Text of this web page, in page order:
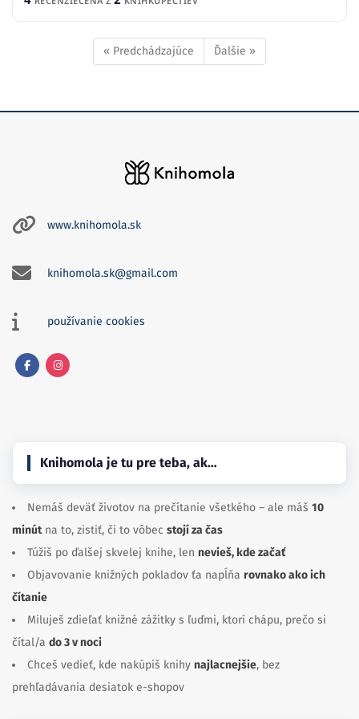
« Predchádzajúce Ďalšie »
www.knihomola.sk
knihomola.sk@gmail.com
používanie cookies
Knihomola je tu pre teba, ak…
Nemáš deväť životov na prečítanie všetkého – ale máš 10
minútna to, zistiť, či to vôbec stojí za čas
Túžiš po ďalšej skvelej knihe, len nevieš, kde začať
Objavovanie knižných pokladov ťa napĺňa rovnako ako ich
čítanie
Miluješ zdieľať knižné zážitky s ľuďmi, ktorí chápu, prečo si
čítal/a do 3 v noci
Chceš vedieť, kde nakúpiš knihy najlacnejšie, bez
prehľadávania desiatok e-shopov